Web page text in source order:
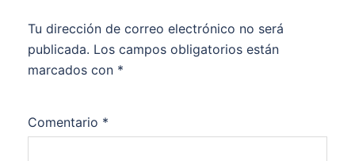
Tu dirección de correo electrónico no será
publicada. Los campos obligatorios están
marcados con *
Comentario *